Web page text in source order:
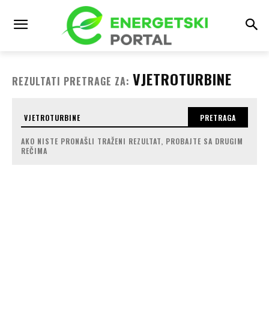
REZULTATI PRETRAGE ZA: VJETROTURBINE
PRETRAGA
AKO NISTE PRONAŠLI TRAŽENI REZULTAT, PROBAJTE SA DRUGIM
REČIMA